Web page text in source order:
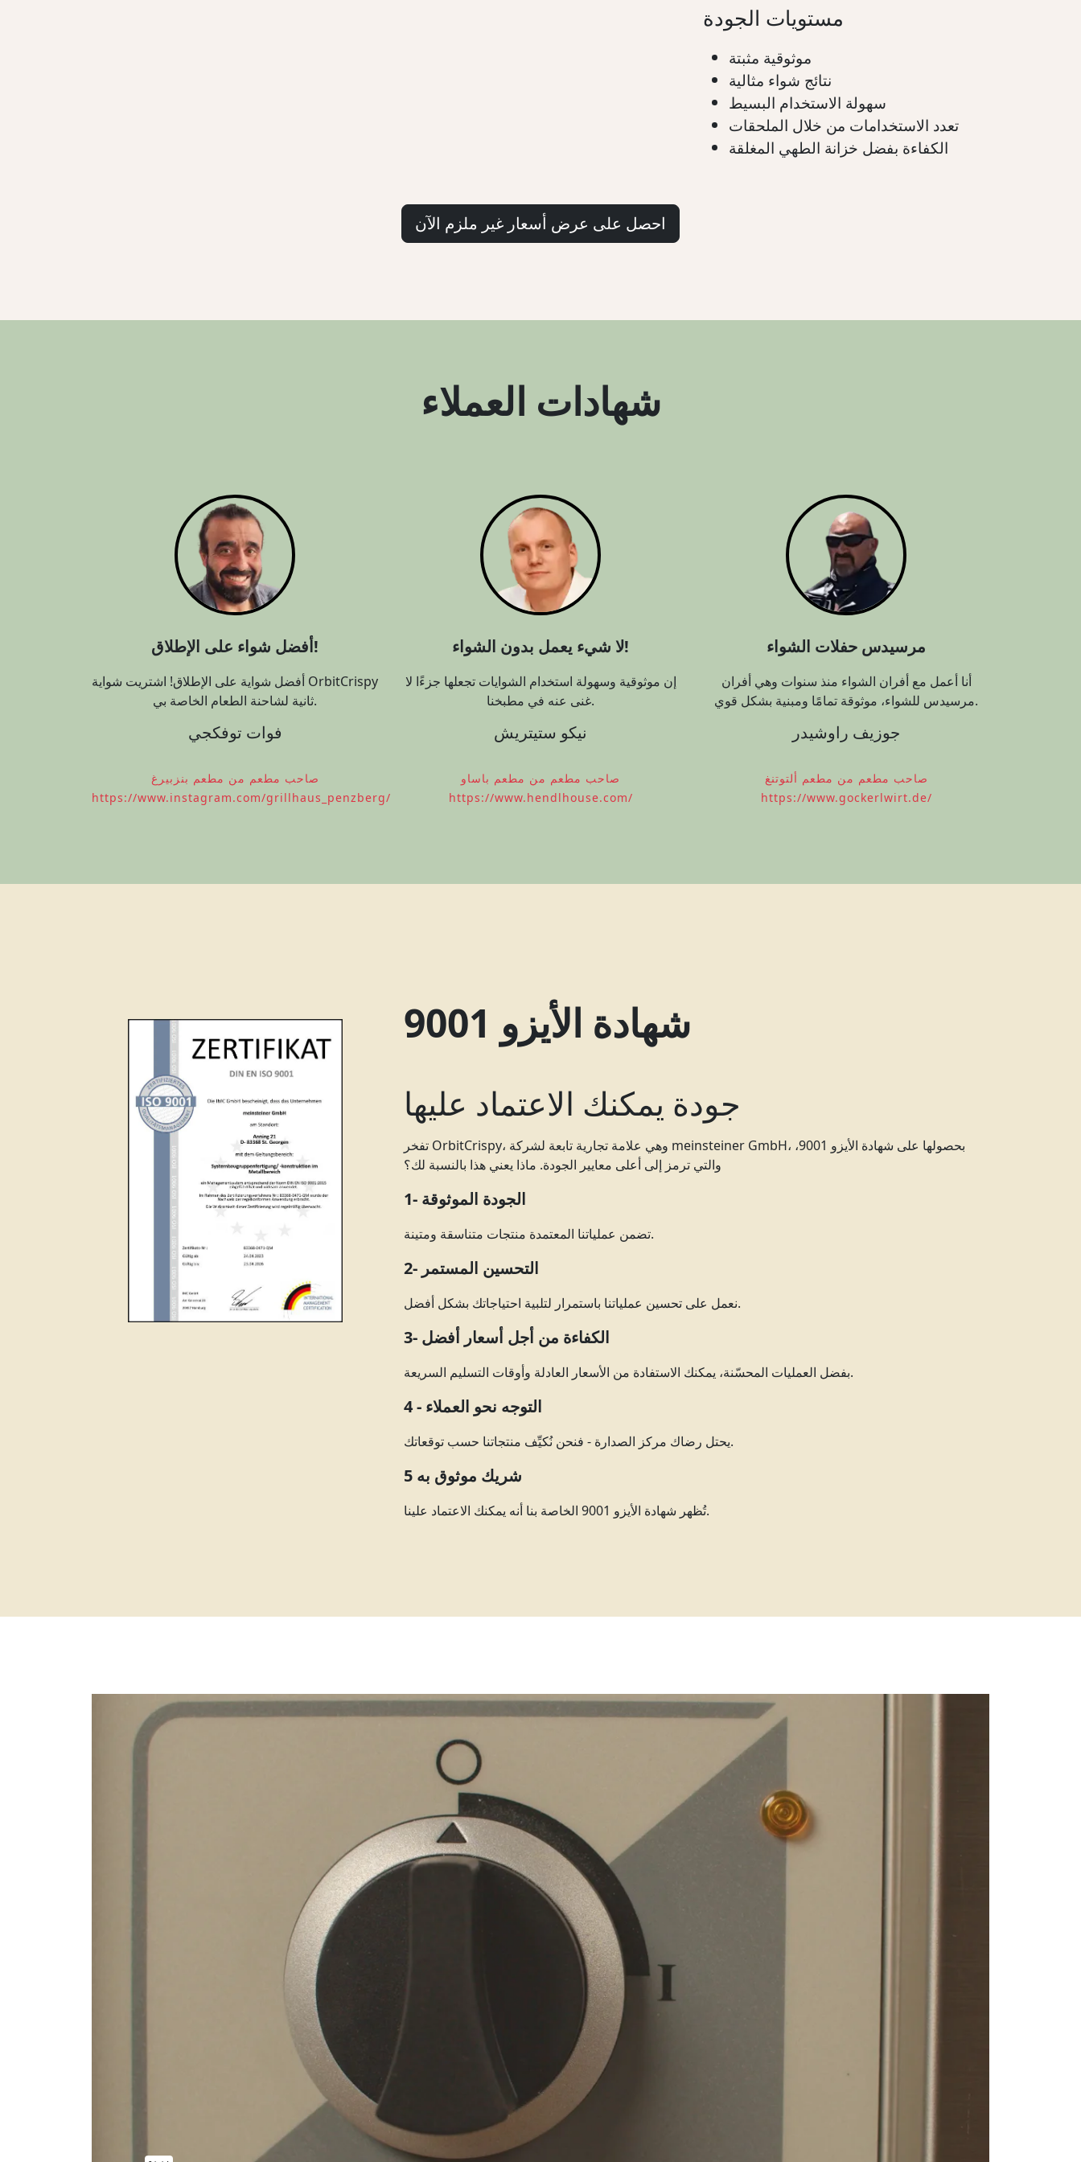
مستويات الجودة
موثوقية مثبتة
نتائج شواء مثالية
سهولة الاستخدام البسيط
تعدد الاستخدامات من خلال الملحقات
الكفاءة بفضل خزانة الطهي المغلقة
احصل على عرض أسعار غير ملزم الآن
شهادات العملاء
أفضل شواء على الإطلاق!
أفضل شواية على الإطلاق! اشتريت شواية OrbitCrispy
ثانية لشاحنة الطعام الخاصة بي.
فوات توفكجي
صاحب مطعم من مطعم بنزبيرغ
https://www.instagram.com/grillhaus_penzberg/
لا شيء يعمل بدون الشواء!
إن موثوقية وسهولة استخدام الشوايات تجعلها جزءًا لا
غنى عنه في مطبخنا.
نيكو ستيتريش
صاحب مطعم من مطعم باساو
https://www.hendlhouse.com/
مرسيدس حفلات الشواء
أنا أعمل مع أفران الشواء منذ سنوات وهي أفران
مرسيدس للشواء، موثوقة تمامًا ومبنية بشكل قوي.
جوزيف راوشيدر
صاحب مطعم من مطعم ألتوتنغ
https://www.gockerlwirt.de/
شهادة الأيزو 9001
جودة يمكنك الاعتماد عليها
تفخر OrbitCrispy، وهي علامة تجارية تابعة لشركة meinsteiner GmbH، بحصولها على شهادة الأيزو 9001،
والتي ترمز إلى أعلى معايير الجودة. ماذا يعني هذا بالنسبة لك؟
1- الجودة الموثوقة
تضمن عملياتنا المعتمدة منتجات متناسقة ومتينة.
2- التحسين المستمر
نعمل على تحسين عملياتنا باستمرار لتلبية احتياجاتك بشكل أفضل.
3- الكفاءة من أجل أسعار أفضل
بفضل العمليات المحسّنة، يمكنك الاستفادة من الأسعار العادلة وأوقات التسليم السريعة.
4 - التوجه نحو العملاء
يحتل رضاك مركز الصدارة - فنحن نُكيِّف منتجاتنا حسب توقعاتك.
5 شريك موثوق به
تُظهر شهادة الأيزو 9001 الخاصة بنا أنه يمكنك الاعتماد علينا.